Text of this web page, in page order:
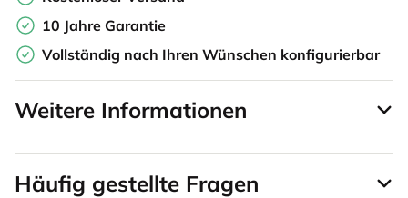
10 Jahre Garantie
Vollständig nach Ihren Wünschen konfigurierbar
Weitere Informationen
Häufig gestellte Fragen